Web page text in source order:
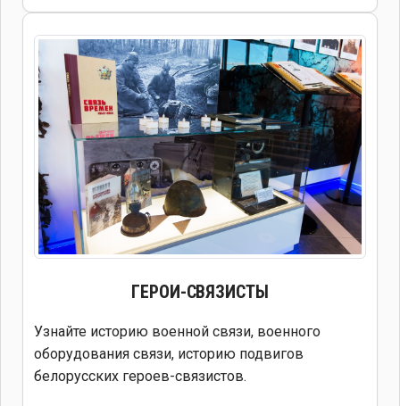
ГЕРОИ-СВЯЗИСТЫ
Узнайте историю военной связи, военного
оборудования связи, историю подвигов
белорусских героев-связистов.